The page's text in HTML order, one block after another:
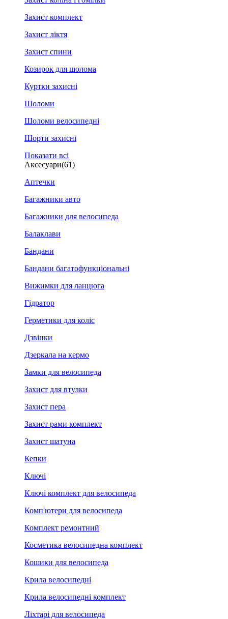
Захист комплект
Захист ліктя
Захист спини
Козирок для шолома
Куртки захисні
Шоломи
Шоломи велосипедні
Шорти захисні
Показати всі
Аксесуари(61)
Аптечки
Багажники авто
Багажники для велосипеда
Балаклави
Бандани
Бандани багатофункціональні
Вижимки для ланцюга
Гідратор
Герметики для коліс
Дзвінки
Дзеркала на кермо
Замки для велосипеда
Захист для втулки
Захист пера
Захист рами комплект
Захист шатуна
Кепки
Ключі
Ключі комплект для велосипеда
Комп'ютери для велосипеда
Комплект ремонтний
Косметика велосипедна комплект
Кошики для велосипеда
Крила велосипедні
Крила велосипедні комплект
Ліхтарі для велосипеда